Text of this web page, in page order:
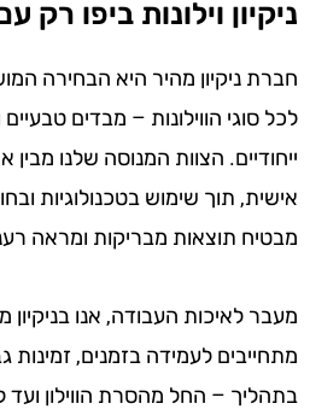
ניקיון וילונות ביפו רק
חברת ניקיון מהיר היא הבחירה
לכל סוגי הווילונות – מבדים טבעיים
ייחודיים. הצוות המנוסה שלנו
אישית, תוך שימוש בטכנולוגיות
מבטיח תוצאות מבריקות ומראה
מעבר לאיכות העבודה, אנו
מתחייבים לעמידה בזמנים,
בתהליך – החל מהסרת הווילון ועד